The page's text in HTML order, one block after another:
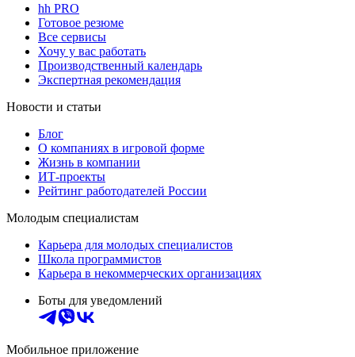
hh PRO
Готовое резюме
Все сервисы
Хочу у вас работать
Производственный календарь
Экспертная рекомендация
Новости и статьи
Блог
О компаниях в игровой форме
Жизнь в компании
ИТ-проекты
Рейтинг работодателей России
Молодым специалистам
Карьера для молодых специалистов
Школа программистов
Карьера в некоммерческих организациях
Боты для уведомлений
Мобильное приложение